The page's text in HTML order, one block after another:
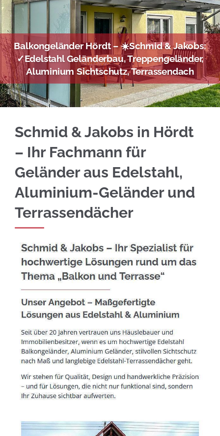
Balkongeländer Hördt – ☀️Schmid & Jakobs:
✓Edelstahl Geländerbau, Treppengeländer,
Aluminium Sichtschutz, Terrassendach
Schmid & Jakobs in Hördt
– Ihr Fachmann für
Geländer aus Edelstahl,
Aluminium-Geländer und
Terrassendächer